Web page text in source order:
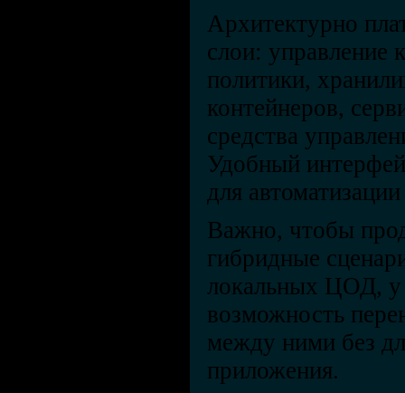
Архитектурно
слои: управление
политики,
контейнеров,
средства
Удобный
для
Важно, чтобы
гибридные
локальных ЦОД, у
возможность
между ними без
приложения.